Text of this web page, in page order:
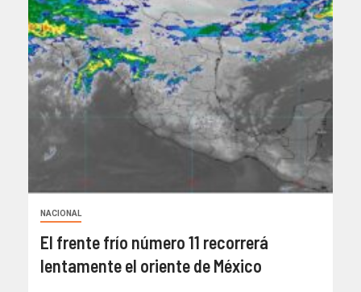
NACIONAL
El frente frío número 11 recorrerá
lentamente el oriente de México